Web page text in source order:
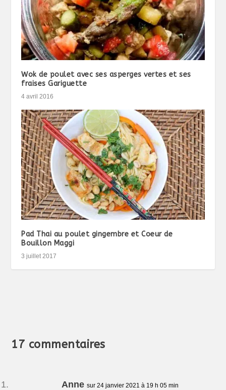
Wok de poulet avec ses asperges vertes et ses
fraises Gariguette
4 avril 2016
Pad Thai au poulet gingembre et Coeur de
Bouillon Maggi
3 juillet 2017
17 commentaires
Anne sur 24 janvier 2021 à 19 h 05 min